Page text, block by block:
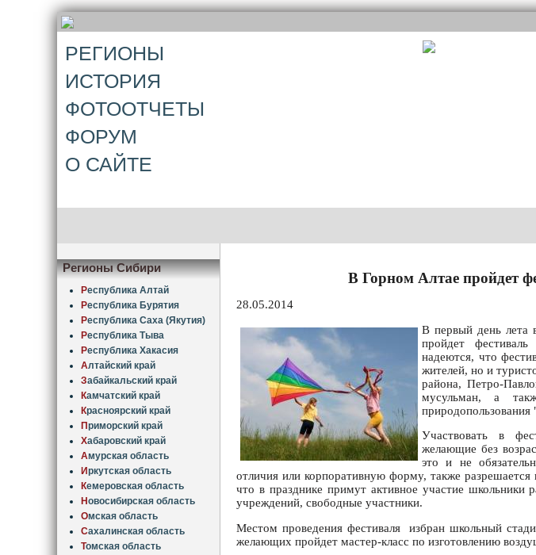
РЕГИОНЫ
ИСТОРИЯ
ФОТООТЧЕТЫ
ФОРУМ
О САЙТЕ
Регионы Сибири
Республика Алтай
Республика Бурятия
Республика Саха (Якутия)
Республика Тыва
Республика Хакасия
Алтайский край
Забайкальский край
Камчатский край
Красноярский край
Приморский край
Хабаровский край
Амурская область
Иркутская область
Кемеровская область
Новосибирская область
Омская область
Сахалинская область
Томская область
В Горном Алтае пройдет
28.05.2014
В первый день лета
пройдет
надеются, что
жителей, но и
района, Петро-
мусульман, а
Участвовать в
желающие без
это и не
отличия или корпоративную форму, также
что в празднике примут активное участие школьники
учреждений, свободные участники.
Местом проведения фестиваля избран школьный
желающих пройдет мастер-класс по изготовлению